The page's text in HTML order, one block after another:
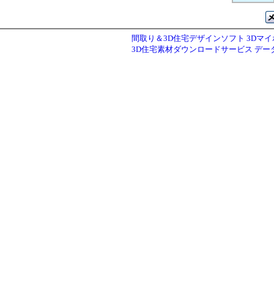
間取り＆3D住宅デザインソフト 3Dマ
3D住宅素材ダウンロードサービス デー